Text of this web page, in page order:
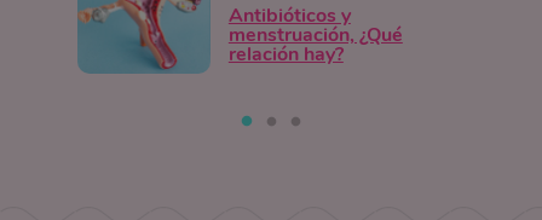
Antibióticos y
menstruación, ¿Qué
relación hay?